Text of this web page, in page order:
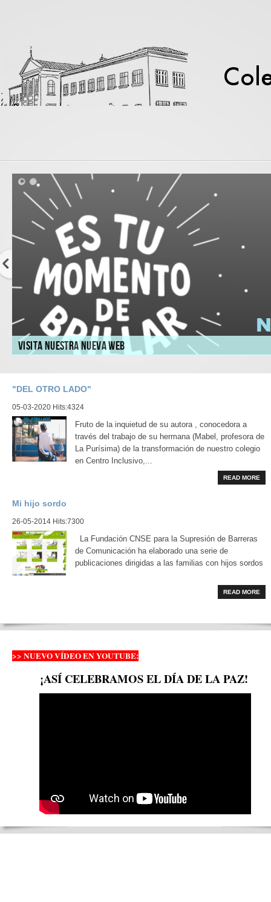
Visita nuestra nueva web
"DEL OTRO LADO"
05-03-2020 Hits:4324
Fruto de la inquietud de su autora , conocedora a
través del trabajo de su hermana (Mabel, profesora de
La Purísima) de la transformación de nuestro colegio
en Centro Inclusivo,...
READ MORE
Mi hijo sordo
26-05-2014 Hits:7300
La Fundación CNSE para la Supresión de Barreras
de Comunicación ha elaborado una serie de
publicaciones dirigidas a las familias con hijos sordos
READ MORE
>> NUEVO VÍDEO EN YOUTUBE:
¡ASÍ CELEBRAMOS EL DÍA DE LA PAZ!